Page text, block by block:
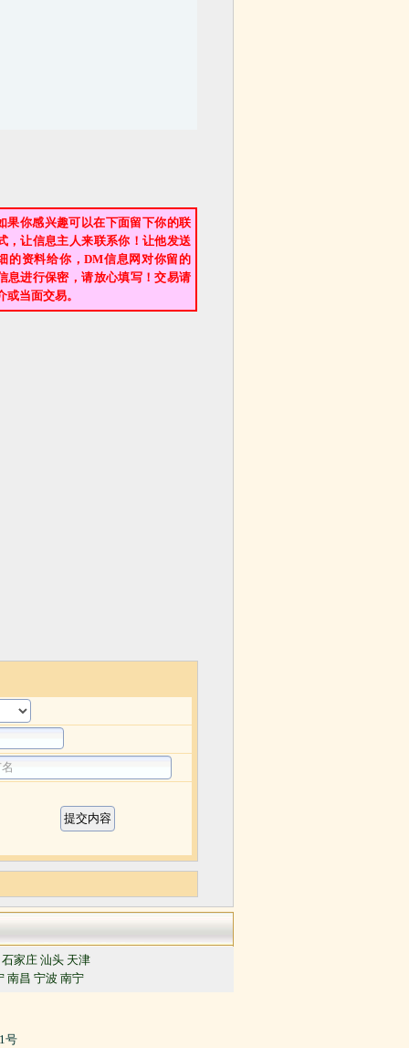
果你感兴趣可以在下面留下你的联
，让信息主人来联系你！让他发送
的资料给你，DM信息网对你留的
息进行保密，请放心填写！交易请
或当面交易。
石家庄 汕头 天津
南昌 宁波 南宁
号